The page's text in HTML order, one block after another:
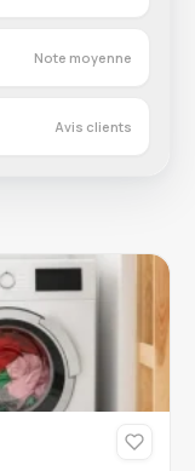
Note moyenne
Avis clients